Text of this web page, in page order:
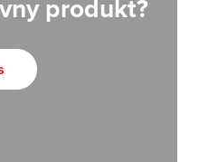
produkt?